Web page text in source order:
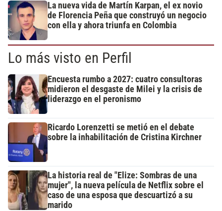
La nueva vida de Martín Karpan, el ex novio
de Florencia Peña que construyó un negocio
con ella y ahora triunfa en Colombia
Lo más visto en Perfil
Encuesta rumbo a 2027: cuatro consultoras
midieron el desgaste de Milei y la crisis de
liderazgo en el peronismo
Ricardo Lorenzetti se metió en el debate
sobre la inhabilitación de Cristina Kirchner
La historia real de "Elize: Sombras de una
mujer", la nueva película de Netflix sobre el
caso de una esposa que descuartizó a su
marido